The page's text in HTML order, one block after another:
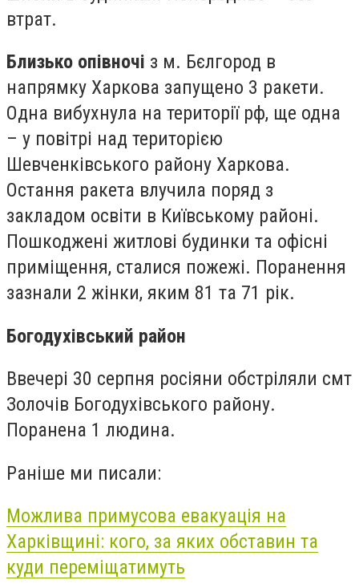
втрат.
Близько опівночі з м. Бєлгород в
напрямку Харкова запущено 3 ракети.
Одна вибухнула на території рф, ще одна
– у повітрі над територією
Шевченківського району Харкова.
Остання ракета влучила поряд з
закладом освіти в Київському районі.
Пошкоджені житлові будинки та офісні
приміщення, сталися пожежі. Поранення
зазнали 2 жінки, яким 81 та 71 рік.
Богодухівський район
Ввечері 30 серпня росіяни обстріляли смт
Золочів Богодухівського району.
Поранена 1 людина.
Раніше ми писали:
Можлива примусова евакуація на
Харківщині: кого, за яких обставин та
куди переміщатимуть